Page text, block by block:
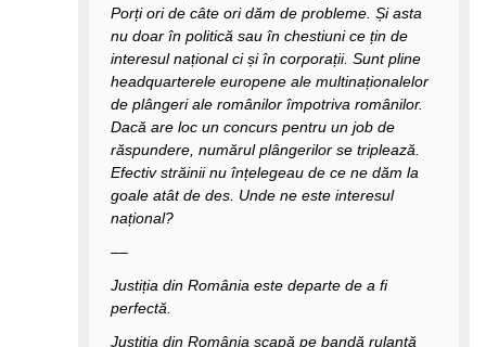
Porți ori de câte ori dăm de probleme. Și asta
nu doar în politică sau în chestiuni ce țin de
interesul național ci și în corporații. Sunt pline
headquarterele europene ale multinaționalelor
de plângeri ale românilor împotriva românilor.
Dacă are loc un concurs pentru un job de
răspundere, numărul plângerilor se triplează.
Efectiv străinii nu înțelegeau de ce ne dăm la
goale atât de des. Unde ne este interesul
național?
––
Justiția din România este departe de a fi
perfectă.
Justiția din România scapă pe bandă rulantă